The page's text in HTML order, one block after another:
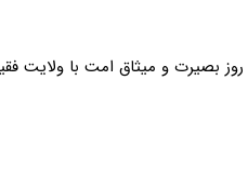
بصیرت و میثاق امت با ولایت